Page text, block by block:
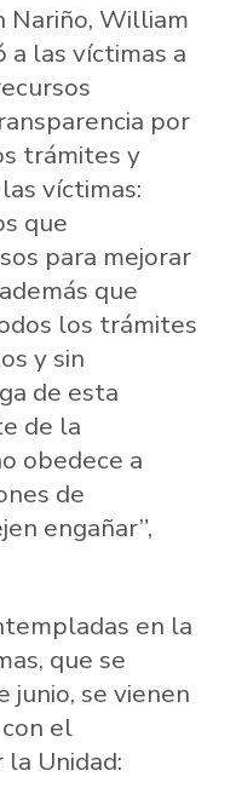
Nariño, William
a las víctimas a
por
trámites y
víctimas:
que
para mejorar
que
los trámites
y sin
de esta
de la
obedece a
de
engañar”,
en la
que se
junio, se vienen
el
Unidad: